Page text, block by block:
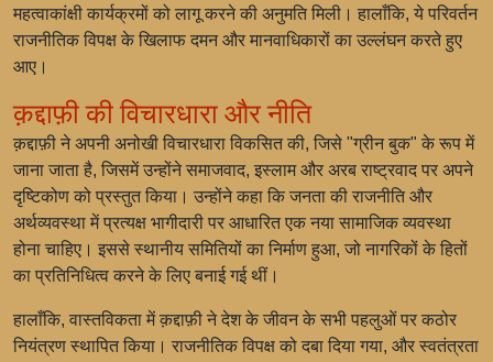
महत्वाकांक्षी कार्यक्रमों को लागू करने की अनुमति मिली। हालाँकि, ये परिवर्तन
राजनीतिक विपक्ष के खिलाफ दमन और मानवाधिकारों का उल्लंघन करते हुए
आए।
क़द्दाफ़ी की विचारधारा और नीति
क़द्दाफ़ी ने अपनी अनोखी विचारधारा विकसित की, जिसे "ग्रीन बुक" के रूप में
जाना जाता है, जिसमें उन्होंने समाजवाद, इस्लाम और अरब राष्ट्रवाद पर अपने
दृष्टिकोण को प्रस्तुत किया। उन्होंने कहा कि जनता की राजनीति और
अर्थव्यवस्था में प्रत्यक्ष भागीदारी पर आधारित एक नया सामाजिक व्यवस्था
होना चाहिए। इससे स्थानीय समितियों का निर्माण हुआ, जो नागरिकों के हितों
का प्रतिनिधित्व करने के लिए बनाई गई थीं।
हालाँकि, वास्तविकता में क़द्दाफ़ी ने देश के जीवन के सभी पहलुओं पर कठोर
नियंत्रण स्थापित किया। राजनीतिक विपक्ष को दबा दिया गया, और स्वतंत्रता